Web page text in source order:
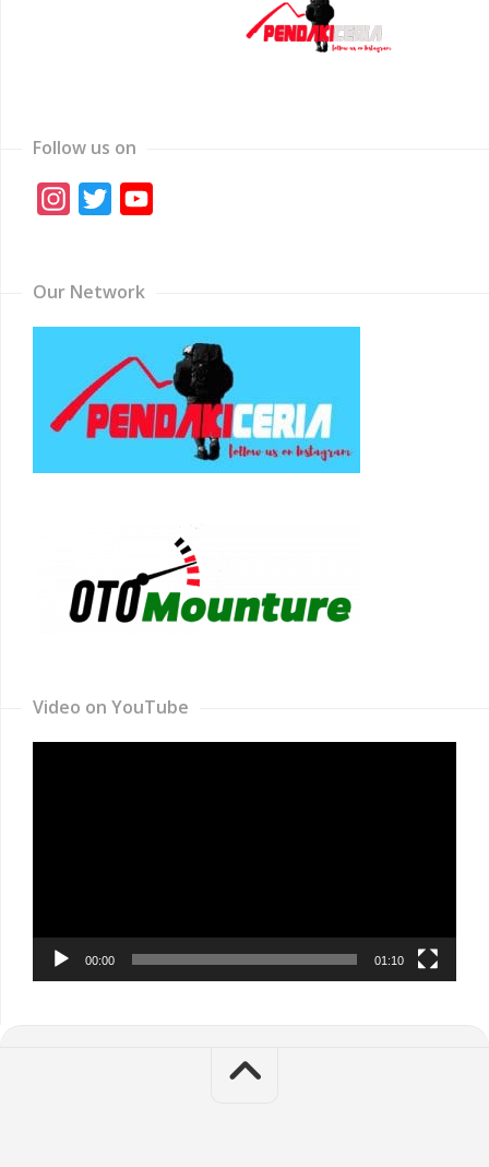
Follow us on
Instagram
Twitter
Our Network
Video on YouTube
00:00 01:10